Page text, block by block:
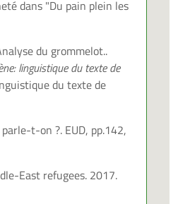
dans "Du pain plein les
du grommelot..
linguistique du texte de
du texte de
t-on ?. EUD, pp.142,
East refugees. 2017.